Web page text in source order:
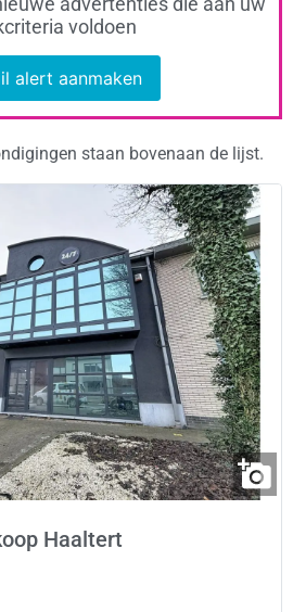
voldoen
alert aanmaken
staan bovenaan de lijst.
Haaltert